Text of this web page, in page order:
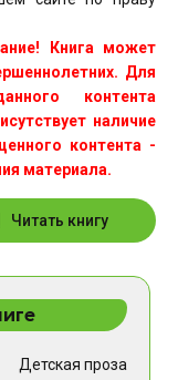
Книга может
Для
контента
наличие
контента -
материала.
Читать книгу
Детская проза